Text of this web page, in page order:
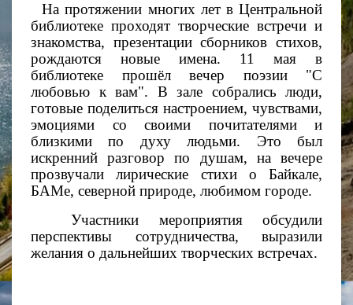
На протяжении многих лет в Центральной
библиотеке проходят творческие встречи и
знакомства, презентации сборников стихов,
рождаются новые имена. 11 мая в
библиотеке прошёл вечер поэзии "С
любовью к вам". В зале собрались люди,
готовые поделиться настроением, чувствами,
эмоциями со своими почитателями и
близкими по духу людьми. Это был
искренний разговор по душам, на вечере
прозвучали лирические стихи о Байкале,
БАМе, северной природе, любимом городе.
Участники мероприятия обсудили
перспективы сотрудничества, выразили
желания о дальнейших творческих встречах.